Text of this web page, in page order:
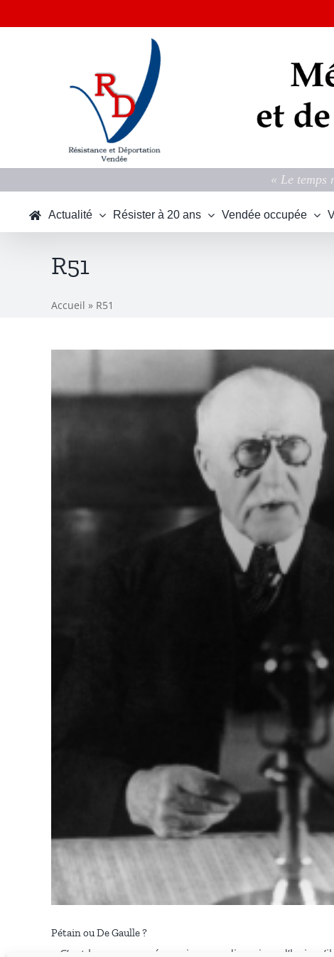
au
« Le temps
Actualité Résister à 20 ans Vendée occupée
R51
Accueil » R51
Pétain ou De Gaulle ?
« C’est le cœur serré que je vous dis aujourd’hui qu’il